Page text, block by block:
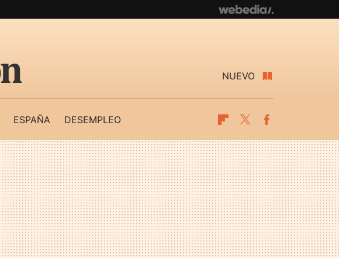
NUEVO
ESPAÑA DESEMPLEO Flipboard
Twitter